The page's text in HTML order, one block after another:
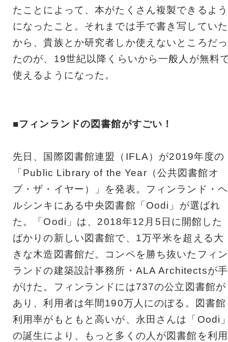
たことによって、本がたくさん複製できるよう
になったこと。それまでは手で書き写していた
から、貴族とか研究者しか使えないところだっ
たのが、19世紀以降くらいから一般人が無料
使えるようになった。
■フィンランドの図書館がすごい！
先日、国際図書館連盟（IFLA）が2019年度の
「Public Library of the Year（公共図書館オ
ブ・ザ・イヤー）」を発表。フィンランド・ヘ
ルシンキにある中央図書館「Oodi」が選ばれ
た。「Oodi」は、2018年12月5日に開館した
ばかりの新しい図書館で、1万平米を超える大
きな木造図書館だ。コンペを勝ち抜いたフィン
ランドの建築設計事務所・ALA Architectsが手
がけた。フィンランドには737の公立図書館が
あり、利用者は年間190万人にのぼる。図書館
利用率がもともと高いが、永田さんは「Oodi
の誕生により、もっと多くの人が図書館を利用